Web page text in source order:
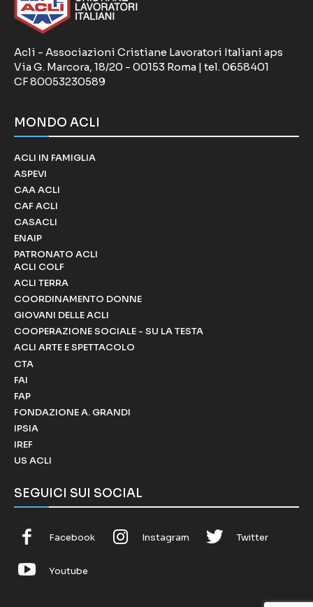
Acli - Associazioni Cristiane Lavoratori Italiani aps
Via G. Marcora, 18/20 - 00153 Roma | tel. 0658401
CF 80053230589
MONDO ACLI
ACLI IN FAMIGLIA
ASPEVI
CAA ACLI
CAF ACLI
CASACLI
ENAIP
PATRONATO ACLI
ACLI COLF
ACLI TERRA
COORDINAMENTO DONNE
GIOVANI DELLE ACLI
COOPERAZIONE SOCIALE - SU LA TESTA
ACLI ARTE E SPETTACOLO
CTA
FAI
FAP
FONDAZIONE A. GRANDI
IPSIA
IREF
US ACLI
SEGUICI SUI SOCIAL
Facebook Instagram Twitter
Youtube